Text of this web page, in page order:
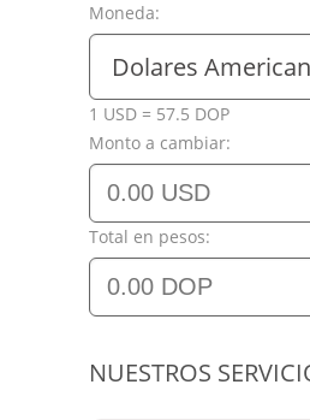
Moneda:
1 USD = 57.5 DOP
Monto a cambiar:
Total en pesos:
NUESTROS